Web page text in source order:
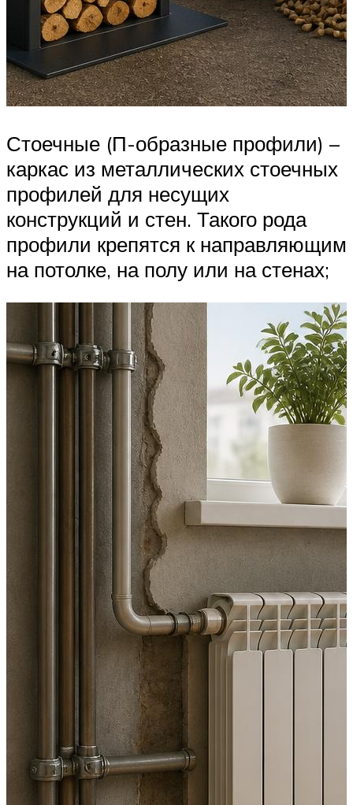
Стоечные (П-образные профили) –
каркас из металлических стоечных
профилей для несущих
конструкций и стен. Такого рода
профили крепятся к направляющим
на потолке, на полу или на стенах;